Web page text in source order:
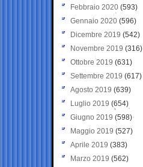
Febbraio 2020 (593)
Gennaio 2020 (596)
Dicembre 2019 (542)
Novembre 2019 (316)
Ottobre 2019 (631)
Settembre 2019 (617)
Agosto 2019 (639)
Luglio 2019 (654)
Giugno 2019 (598)
Maggio 2019 (527)
Aprile 2019 (383)
Marzo 2019 (562)